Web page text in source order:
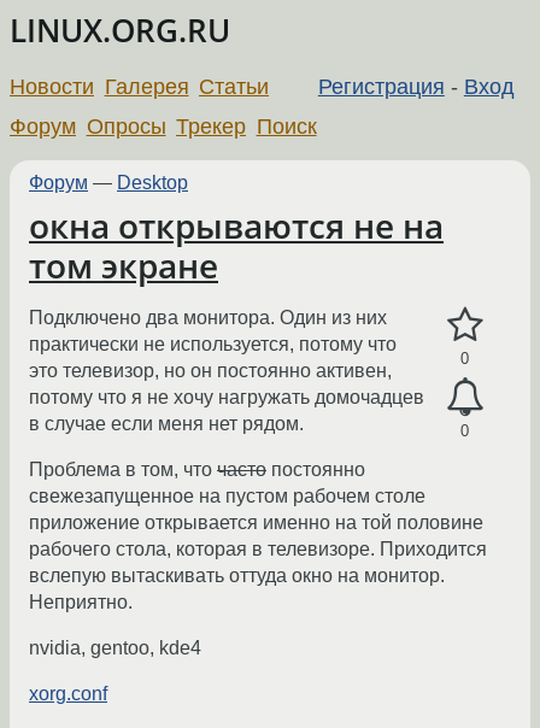
LINUX.ORG.RU
Регистрация - Вход
Новости Галерея Статьи
Форум Опросы Трекер Поиск
Форум — Desktop
окна открываются не на
том экране
0
0
Подключено два монитора. Один из них
практически не используется, потому что
это телевизор, но он постоянно активен,
потому что я не хочу нагружать домочадцев
в случае если меня нет рядом.
Проблема в том, что часто постоянно
свежезапущенное на пустом рабочем столе
приложение открывается именно на той половине
рабочего стола, которая в телевизоре. Приходится
вслепую вытаскивать оттуда окно на монитор.
Неприятно.
nvidia, gentoo, kde4
xorg.conf